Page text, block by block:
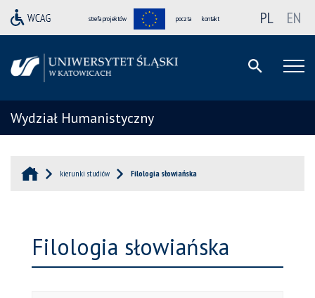
strefa projektów poczta kontakt PL EN
Wydział Humanistyczny
kierunki studiów Filologia słowiańska
Filologia słowiańska